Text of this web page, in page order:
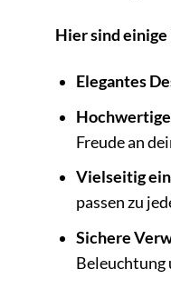
Hier sind
Elegantes
Freude an
Vielseitig
passen zu
Sichere
Beleuchtung